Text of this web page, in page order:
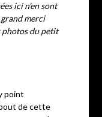
ici n'en sont
merci
du petit
point
de cette